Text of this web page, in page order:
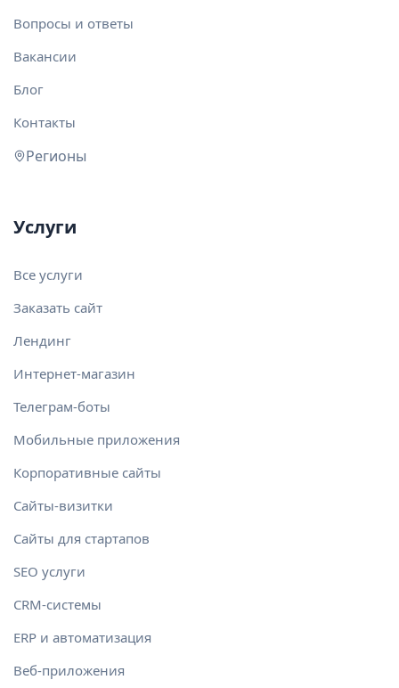
Вопросы и ответы
Вакансии
Блог
Контакты
Регионы
Услуги
Все услуги
Заказать сайт
Лендинг
Интернет-магазин
Телеграм-боты
Мобильные приложения
Корпоративные сайты
Сайты-визитки
Сайты для стартапов
SEO услуги
CRM-системы
ERP и автоматизация
Веб-приложения